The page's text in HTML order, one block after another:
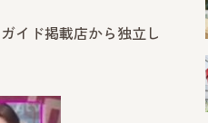
ガイド掲載店から独立し